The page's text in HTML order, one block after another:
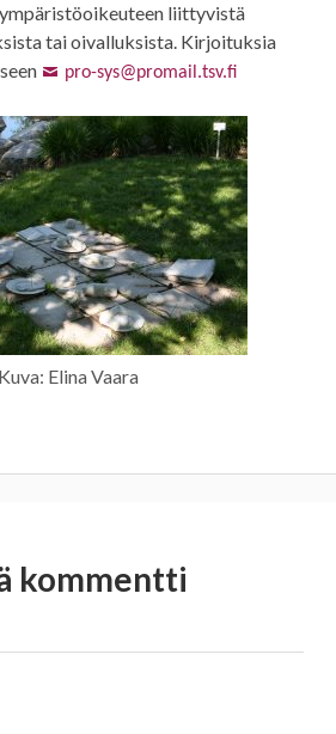
liittyvistä
tai oivalluksista. Kirjoituksia
pro-sys@promail.tsv.fi
Kuva: Elina Vaara
kommentti